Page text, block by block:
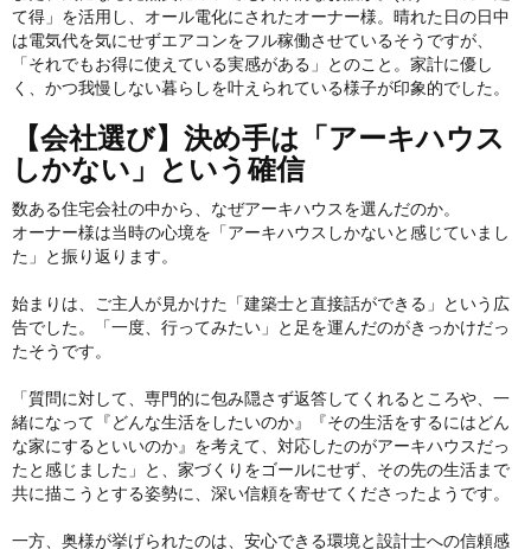
て得」を活用し、オール電化にされたオーナー様。晴れた日の日中
は電気代を気にせずエアコンをフル稼働させているそうですが、
「それでもお得に使えている実感がある」とのこと。家計に優し
く、かつ我慢しない暮らしを叶えられている様子が印象的でした。
【会社選び】決め手は「アーキハウス
しかない」という確信
数ある住宅会社の中から、なぜアーキハウスを選んだのか。
オーナー様は当時の心境を「アーキハウスしかないと感じていまし
た」と振り返ります。
始まりは、ご主人が見かけた「建築士と直接話ができる」という広
告でした。「一度、行ってみたい」と足を運んだのがきっかけだっ
たそうです。
「質問に対して、専門的に包み隠さず返答してくれるところや、一
緒になって『どんな生活をしたいのか』『その生活をするにはどん
な家にするといいのか』を考えて、対応したのがアーキハウスだっ
たと感じました」と、家づくりをゴールにせず、その先の生活まで
共に描こうとする姿勢に、深い信頼を寄せてくださったようです。
一方、奥様が挙げられたのは、安心できる環境と設計士への信頼感